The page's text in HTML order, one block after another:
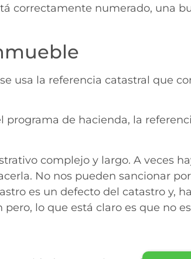
correctamente numerado, una
usa la referencia catastral que
de hacienda, la
complejo y largo. A veces
No nos pueden sancionar
es un defecto del catastro y,
lo que está claro es que no